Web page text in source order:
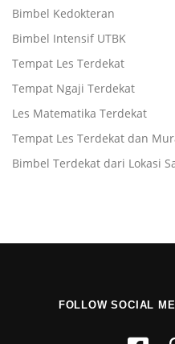
Bimbel Kedokteran
Bimbel Intensif UTBK
Tempat Les Terdekat
Tempat Ngaji Terdekat
Les Matematika Terdekat
Tempat Les Terdekat dan
Bimbel Terdekat dari Lokasi
FOLLOW SOCIAL